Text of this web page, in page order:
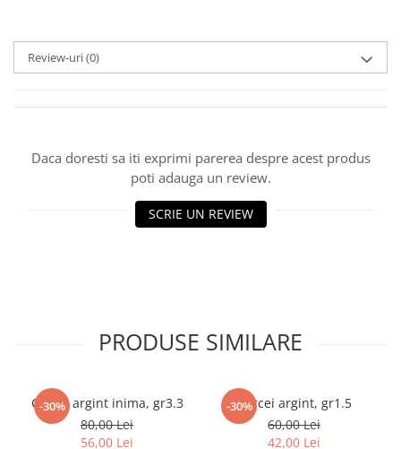
marimea 59
marimea 60
marimea 63
Review-uri(0)
Daca doresti sa iti exprimi parerea despre acest produs
poti adauga un review.
SCRIE UN REVIEW
PRODUSE SIMILARE
-30%
Cercei argint inima, gr3.3
80,00 Lei
56,00 Lei
-30%
Cercei argint, gr1.5
60,00 Lei
42,00 Lei